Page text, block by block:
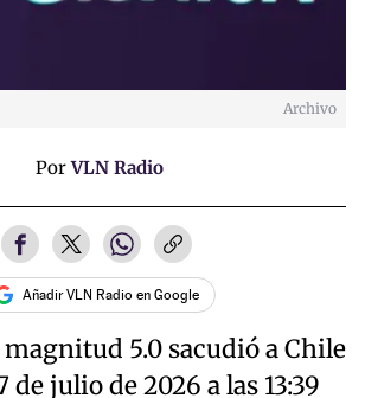
Archivo
PorVLN Radio
Añadir VLN Radio en Google
5.0 sacudió a Chile
de julio de 2026 a las 13:39